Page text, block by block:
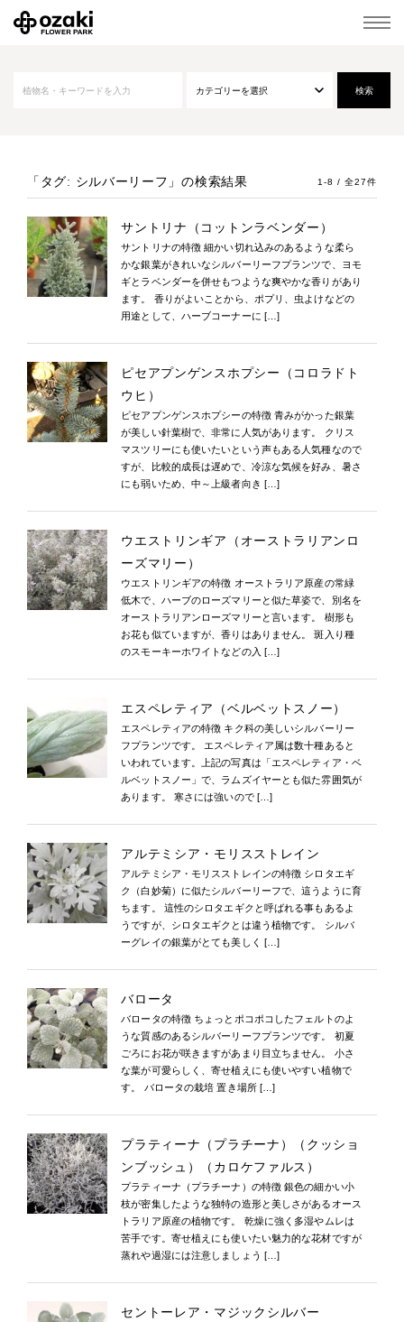
「タグ: シルバーリーフ」の検索結果 1-8 / 全27件
サントリナ（コットンラベンダー）
サントリナの特徴 細かい切れ込みのあるような柔ら
かな銀葉がきれいなシルバーリーフプランツで、ヨモ
ギとラベンダーを併せもつような爽やかな香りがあり
ます。 香りがよいことから、ポプリ、虫よけなどの
用途として、ハーブコーナーに […]
ピセアプンゲンスホプシー（コロラドト
ウヒ）
ピセアプンゲンスホプシーの特徴 青みがかった銀葉
が美しい針葉樹で、非常に人気があります。 クリス
マスツリーにも使いたいという声もある人気種なので
すが、比較的成長は遅めで、冷涼な気候を好み、暑さ
にも弱いため、中～上級者向き […]
ウエストリンギア（オーストラリアンロ
ーズマリー）
ウエストリンギアの特徴 オーストラリア原産の常緑
低木で、ハーブのローズマリーと似た草姿で、別名を
オーストラリアンローズマリーと言います。 樹形も
お花も似ていますが、香りはありません。 斑入り種
のスモーキーホワイトなどの入 […]
エスペレティア（ベルベットスノー）
エスペレティアの特徴 キク科の美しいシルバーリー
フプランツです。 エスペレティア属は数十種あると
いわれています。上記の写真は「エスペレティア・ベ
ルベットスノー」で、ラムズイヤーとも似た雰囲気が
あります。 寒さには強いので […]
アルテミシア・モリスストレイン
アルテミシア・モリスストレインの特徴 シロタエギ
ク（白妙菊）に似たシルバーリーフで、這うように育
ちます。 這性のシロタエギクと呼ばれる事もあるよ
うですが、シロタエギクとは違う植物です。 シルバ
ーグレイの銀葉がとても美しく […]
バロータ
バロータの特徴 ちょっとポコポコしたフェルトのよ
うな質感のあるシルバーリーフプランツです。 初夏
ごろにお花が咲きますがあまり目立ちません。 小さ
な葉が可愛らしく、寄せ植えにも使いやすい植物で
す。 バロータの栽培 置き場所 […]
プラティーナ（プラチーナ）（クッショ
ンブッシュ）（カロケファルス）
プラティーナ（プラチーナ）の特徴 銀色の細かい小
枝が密集したような独特の造形と美しさがあるオース
トラリア原産の植物です。 乾燥に強く多湿やムレは
苦手です。寄せ植えにも使いたい魅力的な花材ですが
蒸れや過湿には注意しましょう […]
セントーレア・マジックシルバー